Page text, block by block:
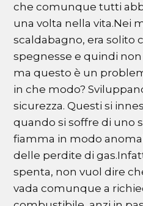
che comunque tutti
una volta nella vita.Nei
scaldabagno, era solito
spegnesse e quindi
ma questo è un
in che modo?
sicurezza. Questi si
quando si soffre di uno
fiamma in modo
delle perdite di
spenta, non vuol dire
vada comunque a